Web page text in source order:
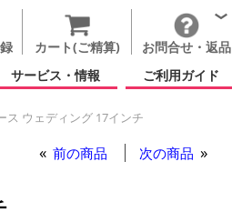
カート(ご精算)
お問合せ・返品
サービス・情報 ご利用ガイド
ス ウェディング 17インチ
前の商品 次の商品